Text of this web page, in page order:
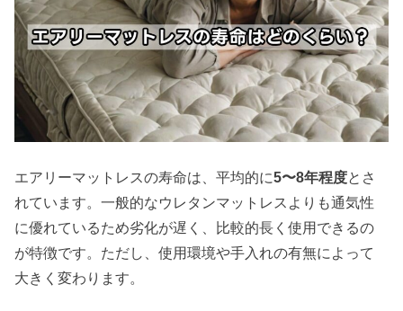
エアリーマットレスの寿命は、平均的に5〜8年程度とさ
れています。一般的なウレタンマットレスよりも通気性
に優れているため劣化が遅く、比較的長く使用できるの
が特徴です。ただし、使用環境や手入れの有無によって
大きく変わります。